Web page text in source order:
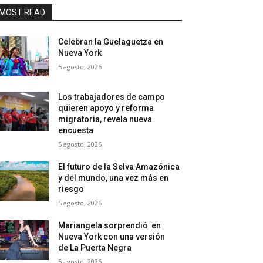
READ
Celebran la Guelaguetza en
Nueva York
5 agosto, 2026
Los trabajadores de campo
quieren apoyo y reforma
migratoria, revela nueva
encuesta
5 agosto, 2026
El futuro de la Selva Amazónica
y del mundo, una vez más en
riesgo
5 agosto, 2026
Mariangela sorprendió en
Nueva York con una versión
de La Puerta Negra